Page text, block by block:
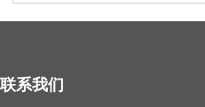
联系我们